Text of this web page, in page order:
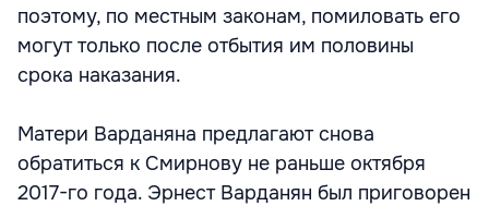
поэтому, по местным законам, помиловать его
могут только после отбытия им половины
срока наказания.
Матери Варданяна предлагают снова
обратиться к Смирнову не раньше октября
2017-го года. Эрнест Варданян был приговорен